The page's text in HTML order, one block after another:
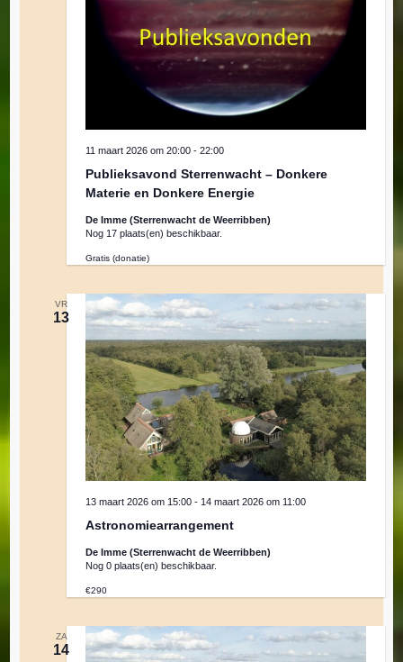
Publieksavond Sterrenwacht – Donkere
Materie en Donkere Energie
11 maart 2026 om 20:00 -22:00
De Imme (Sterrenwacht de Weerribben)
Nog 17 plaats(en) beschikbaar.
Gratis (donatie)
VR
13
Astronomiearrangement
13 maart 2026 om 15:00 - 14 maart 2026 om 11:00
De Imme (Sterrenwacht de Weerribben)
Nog 0 plaats(en) beschikbaar.
€290
ZA
14